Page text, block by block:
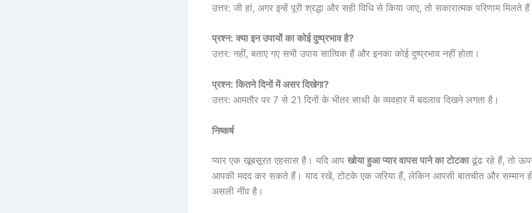
उत्तर: जी हां, अगर इन्हें पूरी श्रद्धा और सही विधि से किया जाए, तो सकारात्मक परिणाम मिलते
प्रश्न: क्या इन उपायों का कोई दुष्प्रभाव है?
उत्तर: नहीं, बताए गए सभी उपाय सात्विक हैं और इनका कोई दुष्प्रभाव नहीं होता।
प्रश्न: कितने दिनों में असर दिखेगा?
उत्तर: आमतौर पर 7 से 21 दिनों के भीतर साथी के व्यवहार में बदलाव दिखने लगता है।
निष्कर्ष
प्यार एक खूबसूरत एहसास है। यदि आप खोया हुआ प्यार वापस पाने का टोटकाढूंढ रहे हैं, तो
आपकी मदद कर सकते हैं। याद रखें, टोटके एक जरिया हैं, लेकिन आपसी बातचीत और सम्मान
असली नींव है।